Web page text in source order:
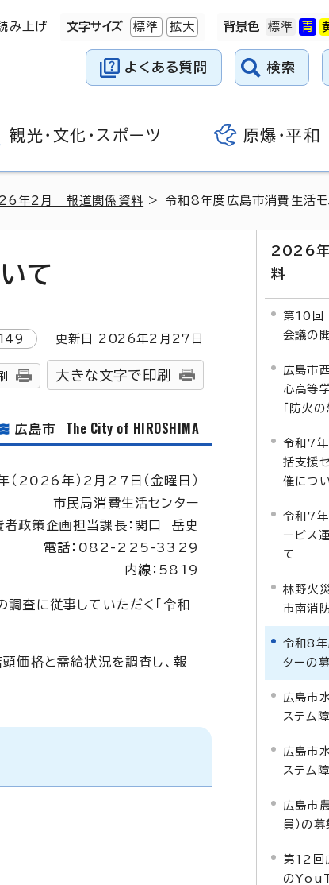
み上げ 文字サイズ 標準 拡大 背景色
よくある質問 検索
観光・文化・スポーツ 原爆・平和
年2月 報道関係資料 > 令和8年度広島市消費生活モ
て
更新日 2026年2月 27 日
大きな文字で印刷
広島市 The City of HIROSHIMA
（2026年）2月27日（金曜日）
市民局消費生活センター
者政策企画担当課長：関口 岳史
電話：082-225-3329
内線：5819
査に従事していただく「令和
価格と需給状況を調査し、報
2026
料
第10回
会議の
広島市
心高等
「防火
令和7
括支援
催につ
令和7年
ービス
て
林野火
市南消防
令和8年
ターの
広島市
ステム
広島市
ステム
広島市
員）の
第12回
の